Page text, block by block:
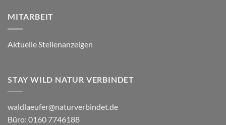
MITARBEIT
Aktuelle Stellenanzeigen
STAY WILD NATUR VERBINDET
waldlaeufer@naturverbindet.de
Büro: 0160 7746188